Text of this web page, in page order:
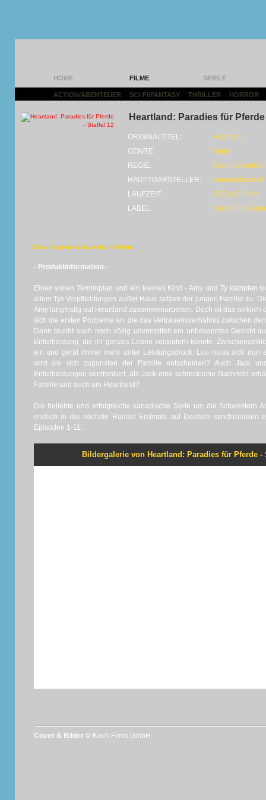
HOME FILME SPIELE
ACTION/ABENTEUER SCI-FI/FANTASY THRILLER HORROR
Heartland: Paradies für
ORIGINALTITEL:
Heartland
GENRE:
Serie
REGIE:
Dean Bennett
HAUPTDARSTELLER:
Amber Marshall
LAUFZEIT:
DVD (485 Min)
LABEL:
Koch Films
Die erfolgreiche kanadische Serie...
- Produktinformation -
Einen vollen Terminplan und ein kleines Kind - Amy und Ty kämpfen
allem Tys Verpflichtungen außer Haus setzen der jungen Familie zu.
Amy langfristig auf Heartland zusammenarbeiten. Doch ist das wirklich
sich die ersten Probleme an, die das Vertrauensverhältnis zwischen
Dann taucht auch noch völlig unvermittelt ein unbekanntes Gesicht
Entscheidung, die ihr ganzes Leben verändern könnte.
ein und gerät immer mehr unter Leistungsdruck. Lou muss sich nun
wird sie sich zugunsten der Familie entscheiden? Auch Jack
Entscheidungen konfrontiert, als Jack eine schreckliche Nachricht
Familie und auch um Heartland?
Die beliebte und erfolgreiche kanadische Serie um die Schwestern
endlich in die nächste Runde! Erstmals auf Deutsch synchronisiert
Episoden 1-11.
Bildergalerie von Heartland: Paradies für Pferde -
Cover & Bilder © Koch Films GmbH